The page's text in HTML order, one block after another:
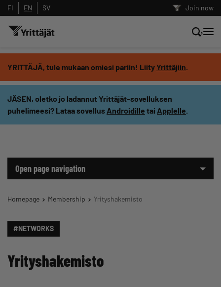
Join now
FI EN SV
YRITTÄJÄ, tule mukaan omiesi pariin! LiityYrittäjiin.
JÄSEN, oletko jo ladannut Yrittäjät-sovelluksen
puhelimeesi? Lataa sovellus Androidille tai Applelle.
Open page navigation
Homepage Membership Yrityshakemisto
#NETWORKS
Yrityshakemisto
Search news, content and training